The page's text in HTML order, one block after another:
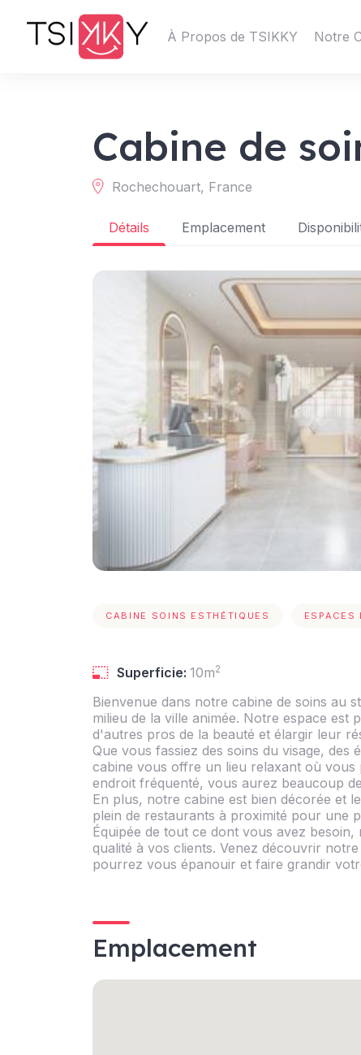
À Propos de TSIKKY Notre
Cabine de
Rochechouart, France
Détails Emplacement
CABINE SOINS ESTHÉTIQUES ESPACES
Superficie: 10m2
Bienvenue dans notre cabine de soins au
milieu de la ville animée. Notre espace
d'autres pros de la beauté et élargir leur
Que vous fassiez des soins du visage, des
cabine vous offre un lieu relaxant où
endroit fréquenté, vous aurez beaucoup
En plus, notre cabine est bien décorée et
plein de restaurants à proximité pour une
Équipée de tout ce dont vous avez
qualité à vos clients. Venez découvrir
pourrez vous épanouir et faire grandir
Emplacement